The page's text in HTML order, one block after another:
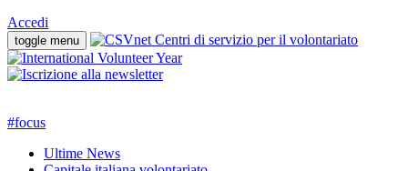
Accedi
toggle menu
#focus
Ultime News